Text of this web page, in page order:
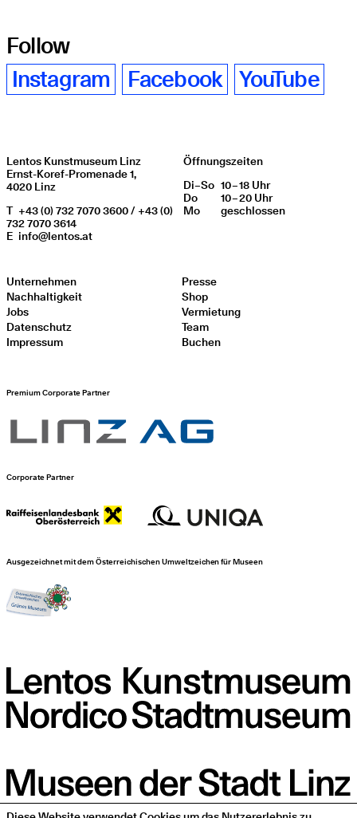
Follow
Instagram
Facebook YouTube
Lentos Kunstmuseum Linz
Ernst-Koref-Promenade 1,
4020 Linz
T +43 (0) 732 7070 3600 / +43 (0)
732 7070 3614
E info@lentos.at
Öffnungszeiten
WochentagÖffnungszeiten
Di–So 10 – 18 Uhr
Do
10 – 20 Uhr
Mo
geschlos­sen
Unternehmen
Nachhaltigkeit
Jobs
Datenschutz
Impressum
Presse
Shop
Vermietung
Team
Buchen
Premium Corporate Partner
Corporate Partner
Ausgezeichnet mit dem Österreichischen Umweltzeichen für Museen